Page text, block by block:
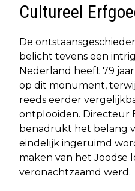
Cultureel
De
belicht tevens een
Nederland heeft 79
op dit monument,
reeds eerder
ontplooiden. Directeur
benadrukt het belang
eindelijk ingeruimd
maken van het Joodse
veronachtzaamd werd.